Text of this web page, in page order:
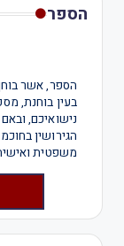
הספר
הספר, אשר
בעין בוחנת,
נישואיכם,
הגירושין
משפטית